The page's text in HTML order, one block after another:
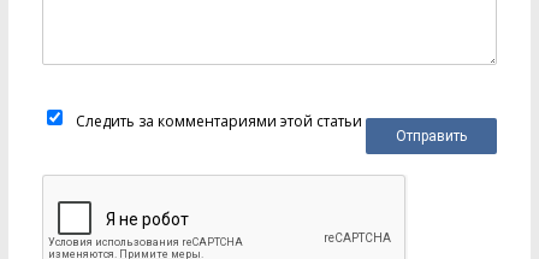
Следить за комментариями этой статьи